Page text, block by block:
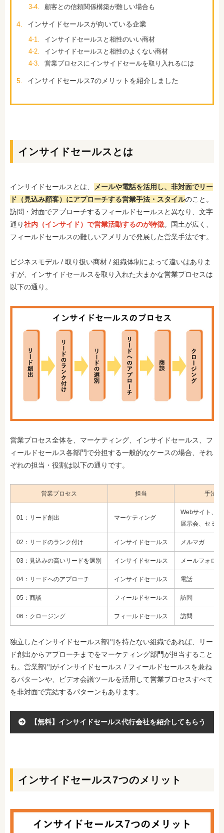
3-4.
顧客との信頼関係構築が難しい場合も
4. インサイドセールスが向いている企業
4-1.
インサイドセールスと相性のいい商材
4-2.
インサイドセールスと相性のよくない商材
4-3.
営業プロセスにインサイドセールを取り入れるには
5. インサイドセールス7のメリットを紹介しました
インサイドセールスとは
インサイドセールスとは、
メールや電話を活用し、非対面でリー
ド（見込み顧客）にアプローチする営業手法・スタイルのこと。
訪問・対面でアプローチするフィールドセールスと異なり、文字
通り社内（インサイド）で営業活動するのが特徴。国土が広く、
フィールドセールスの難しいアメリカで発展した営業手法です。
ビジネスモデル / 取り扱い商材 / 組織体制によって違いはありま
すが、インサイドセールスを取り入れた大まかな営業プロセスは
以下の通り。
営業プロセス全体を、マーケティング、インサイドセールス、フ
ィールドセールス各部門で分担する一般的なケースの場合、それ
ぞれの担当・役割は以下の通りです。
営業プロセス 担当 手法
01：リード創出 マーケティング
Webサイト、
展示会、セミナ
02：リードのランク付け インサイドセールス メルマガ
03：見込みの高いリードを選別 インサイドセールス メールフォロー
04：リードへのアプローチ インサイドセールス 電話
05：商談 フィールドセールス 訪問
06：クロージング フィールドセールス 訪問
独立したインサイドセールス部門を持たない組織であれば、リー
ド創出からアプローチまでをマーケティング部門が担当すること
も。営業部門がインサイドセールス / フィールドセールスを兼ね
るパターンや、ビデオ会議ツールを活用して営業プロセスすべて
を非対面で完結するパターンもあります。
【無料】インサイドセールス代行会社を紹介してもらう
インサイドセールス7つのメリット